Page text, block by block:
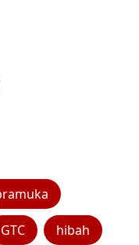
GTC hibah